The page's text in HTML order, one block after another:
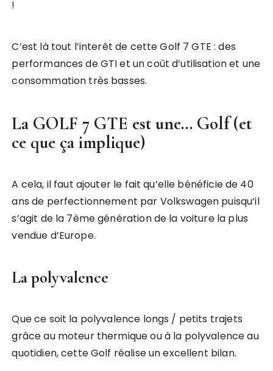
!
C’est là tout l’interêt de cette Golf 7 GTE : des
performances de GTI et un coût d’utilisation et une
consommation très basses.
La GOLF 7 GTE est une… Golf (et
ce que ça implique)
A cela, il faut ajouter le fait qu’elle bénéficie de 40
ans de perfectionnement par Volkswagen puisqu’il
s’agit de la 7ème génération de la voiture la plus
vendue d’Europe.
La polyvalence
Que ce soit la polyvalence longs / petits trajets
grâce au moteur thermique ou à la polyvalence au
quotidien, cette Golf réalise un excellent bilan.